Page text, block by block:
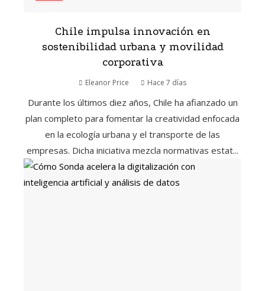
Chile impulsa innovación en
sostenibilidad urbana y movilidad
corporativa
Eleanor Price Hace 7 días
Durante los últimos diez años, Chile ha afianzado un
plan completo para fomentar la creatividad enfocada
en la ecología urbana y el transporte de las
empresas. Dicha iniciativa mezcla normativas estat...